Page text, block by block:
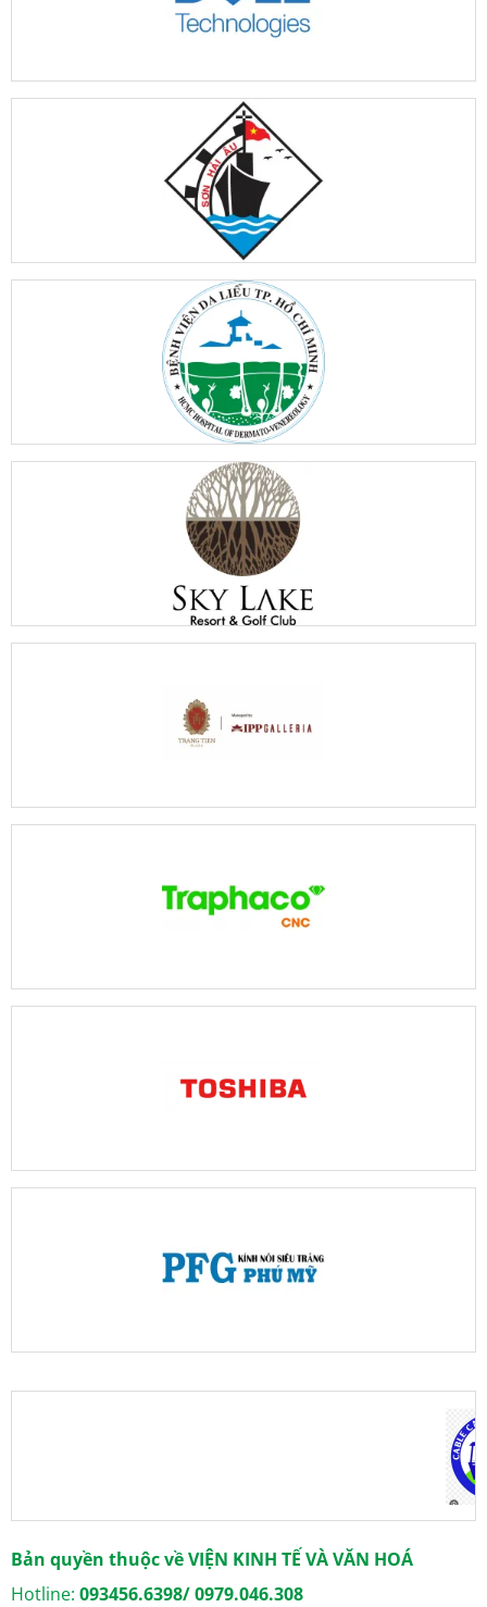
Bản quyền thuộc về VIỆN KINH TẾ VÀ VĂN HOÁ
Hotline: 093456.6398/ 0979.046.308